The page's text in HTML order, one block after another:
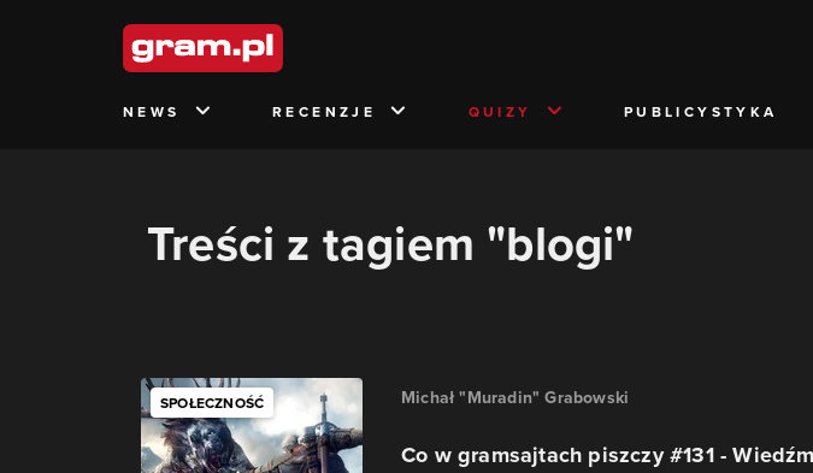
NEWS RECENZJE QUIZY PUBLICYSTYKA
Treści z tagiem "blogi"
SPOŁECZNOŚĆ Michał "Muradin" Grabowski
Co w gramsajtach piszczy #131 -